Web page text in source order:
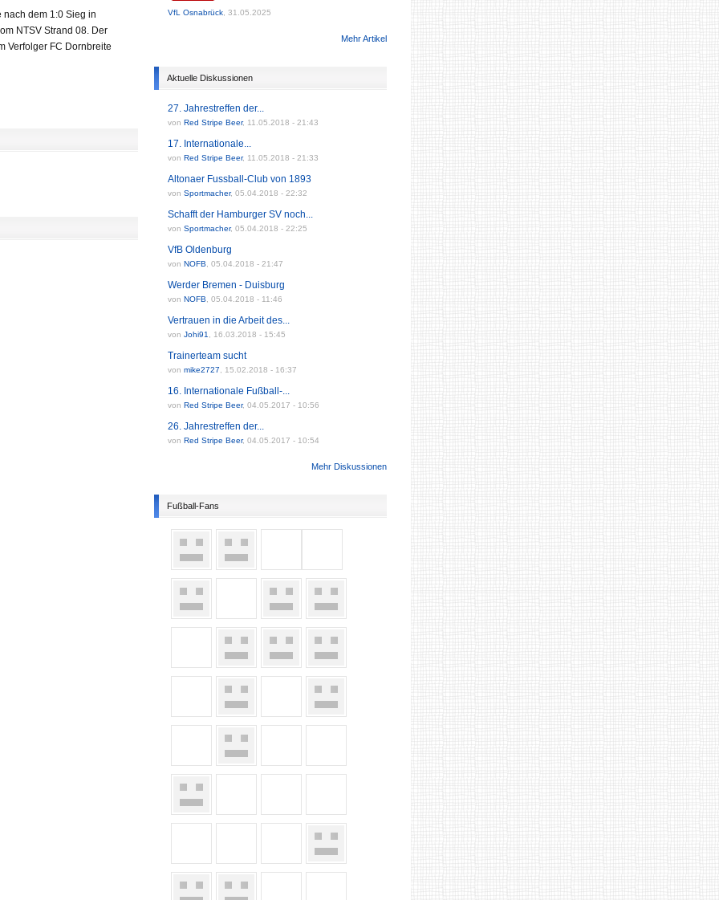
nach dem 1:0 Sieg in
NTSV Strand 08. Der
Verfolger FC Dornbreite
VfL Osnabrück 31.05.2025
Mehr Artikel
Aktuelle Diskussionen
27. Jahrestreffen der...
von Red Stripe Beer, 11.05.2018 - 21:43
17. Internationale...
von Red Stripe Beer, 11.05.2018 - 21:33
Altonaer Fussball-Club von 1893
von Sportmacher, 05.04.2018 - 22:32
Schafft der Hamburger SV noch...
von Sportmacher, 05.04.2018 - 22:25
VfB Oldenburg
von NOFB 05.04.2018 - 21:47
Werder Bremen - Duisburg
von NOFB 05.04.2018 - 11:46
Vertrauen in die Arbeit des...
von Johi91 16.03.2018 - 15:45
Trainerteam sucht
von mike2727 15.02.2018 - 16:37
16. Internationale Fußball-...
von Red Stripe Beer, 04.05.2017 - 10:56
26. Jahrestreffen der...
von Red Stripe Beer, 04.05.2017 - 10:54
Mehr Diskussionen
Fußball-Fans